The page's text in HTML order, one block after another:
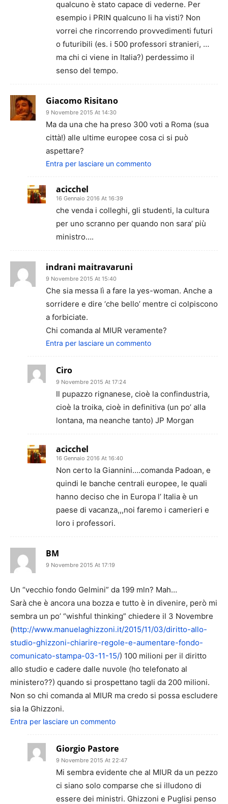
qualcuno è stato capace di vederne. Per
esempio i PRIN qualcuno li ha visti? Non
vorrei che rincorrendo provvedimenti futuri
o futuribili (es. i 500 professori stranieri, …
ma chi ci viene in Italia?) perdessimo il
senso del tempo.
Giacomo Risitano
9 Novembre 2015 At 14:30
Ma da una che ha preso 300 voti a Roma (sua
città!) alle ultime europee cosa ci si può
aspettare?
Entra per lasciare un commento
acicchel
16 Gennaio 2016 At 16:39
che venda i colleghi, gli studenti, la cultura
per uno scranno per quando non sara’ più
ministro….
indrani maitravaruni
9 Novembre 2015 At 15:40
Che sia messa lì a fare la yes-woman. Anche a
sorridere e dire ‘che bello’ mentre ci colpiscono
a forbiciate.
Chi comanda al MIUR veramente?
Entra per lasciare un commento
Ciro
9 Novembre 2015 At 17:24
Il pupazzo rignanese, cioè la confindustria,
cioè la troika, cioè in definitiva (un po’ alla
lontana, ma neanche tanto) JP Morgan
acicchel
16 Gennaio 2016 At 16:40
Non certo la Giannini….comanda Padoan, e
quindi le banche centrali europee, le quali
hanno deciso che in Europa l’ Italia è un
paese di vacanza,,,noi faremo i camerieri e
loro i professori.
BM
9 Novembre 2015 At 17:19
Un “vecchio fondo Gelmini” da 199 mln? Mah…
Sarà che è ancora una bozza e tutto è in divenire, però mi
sembra un po’ “wishful thinking” chiedere il 3 Novembre
(http://www.manuelaghizzoni.it/2015/11/03/diritto-allo-
studio-ghizzoni-chiarire-regole-e-aumentare-fondo-
comunicato-stampa-03-11-15/) 100 milioni per il diritto
allo studio e cadere dalle nuvole (ho telefonato al
ministero??) quando si prospettano tagli da 200 milioni.
Non so chi comanda al MIUR ma credo si possa escludere
sia la Ghizzoni.
Entra per lasciare un commento
Giorgio Pastore
9 Novembre 2015 At 22:47
Mi sembra evidente che al MIUR da un pezzo
ci siano solo comparse che si illudono di
essere dei ministri. Ghizzoni e Puglisi penso